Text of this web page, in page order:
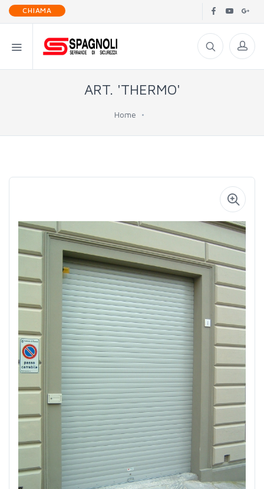
CHIAMA
ART. 'THERMO'
Home